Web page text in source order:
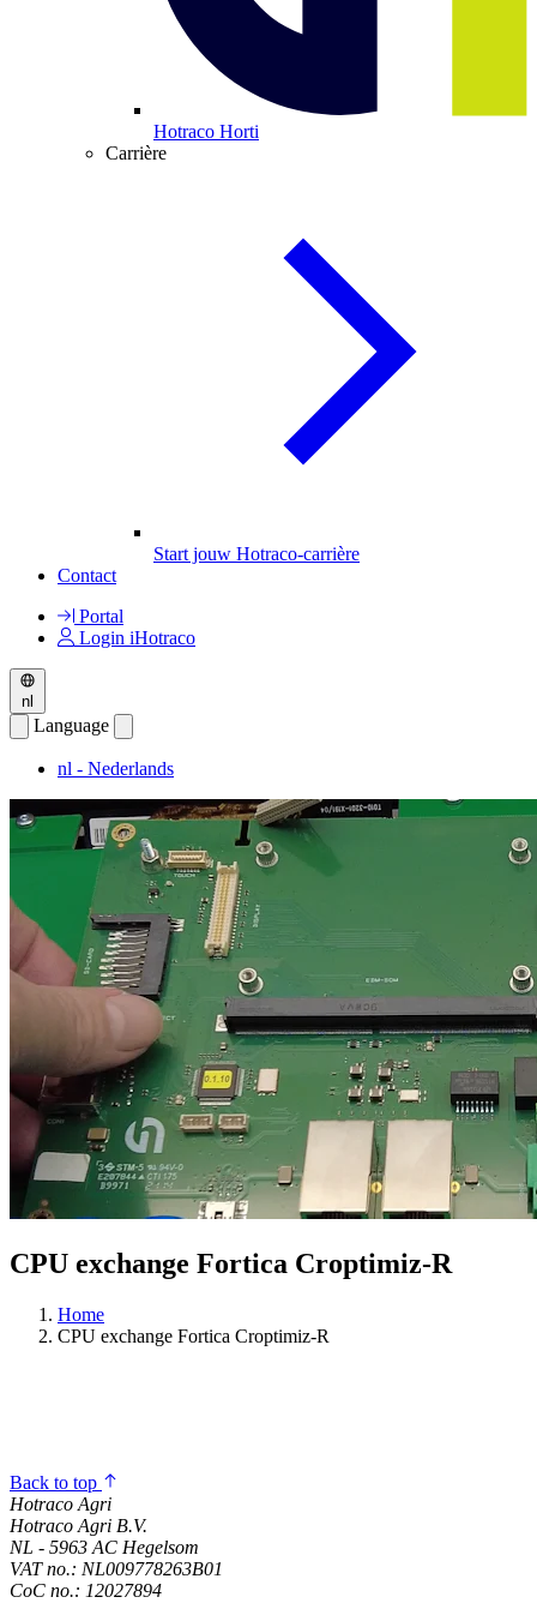
Hotraco Horti
Carrière
Start jouw Hotraco-carrière
Contact
Portal
Login iHotraco
nl
Language
nl - Nederlands
CPU exchange Fortica Croptimiz-R
Home
CPU exchange Fortica Croptimiz-R
Back to top
Hotraco Agri
Hotraco Agri B.V.
NL - 5963 AC Hegelsom
VAT no.: NL009778263B01
CoC no.: 12027894